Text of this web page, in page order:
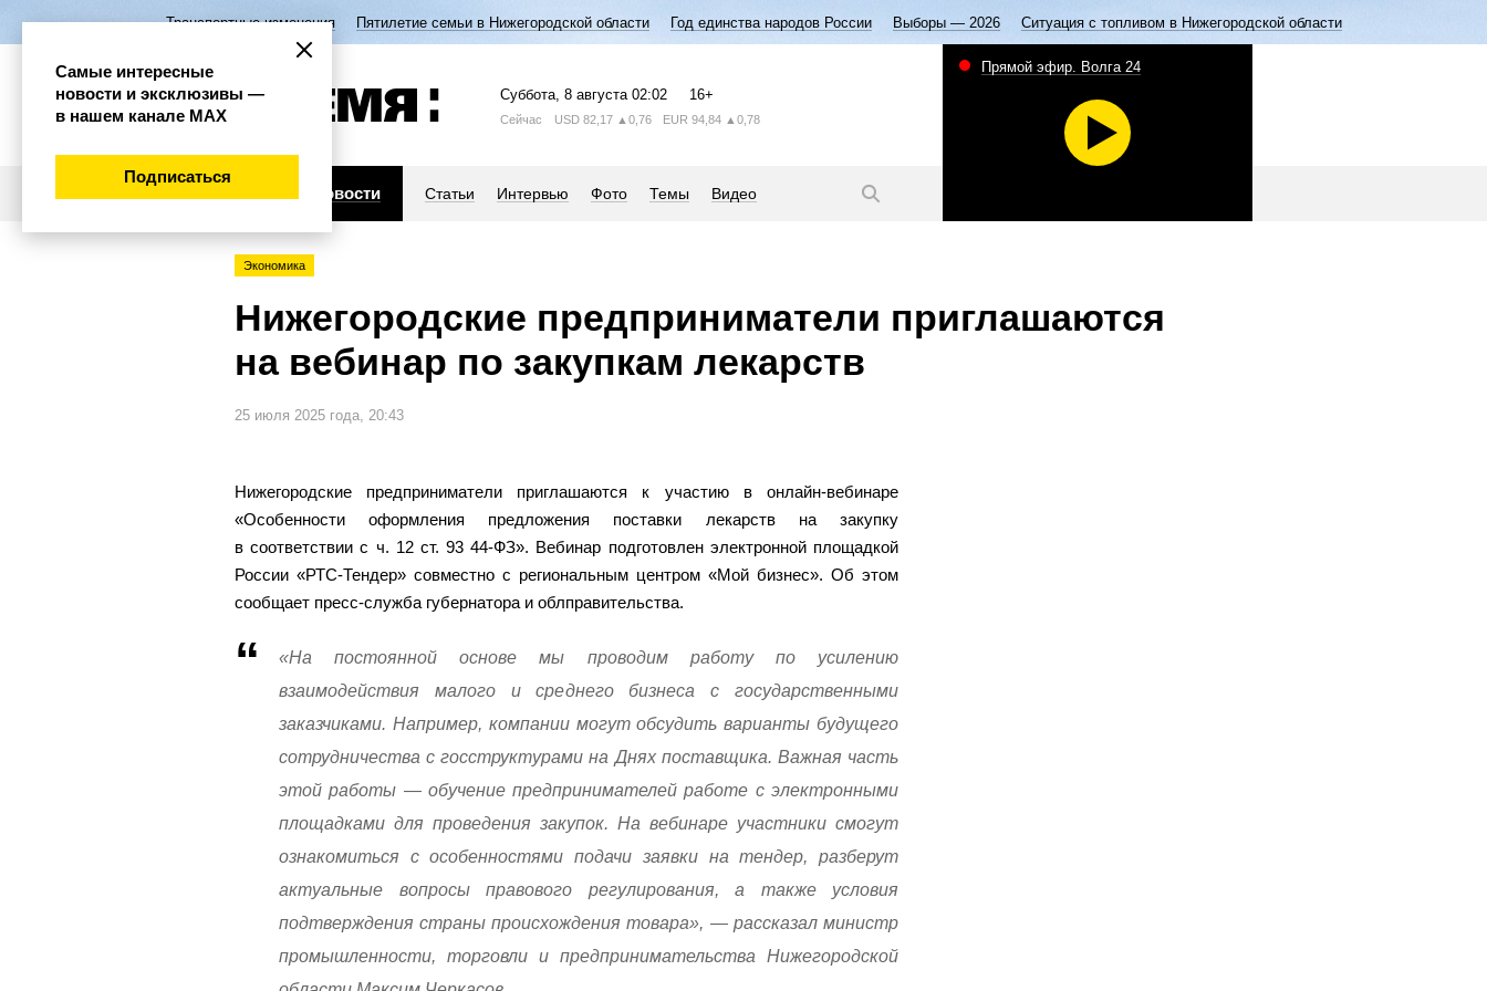
Транспортные изменения Пятилетие семьи в Нижегородской области Год единства народов России Выборы — 2026 Ситуация с топливом в Нижегородской области
Суббота, 8 августа 02:02 16+
Сейчас USD 82,17 ▲0,76 EUR 94,84 ▲0,78
Новости Статьи Интервью Фото Темы Видео
Прямой эфир. Волга 24
Экономика
Нижегородские предприниматели приглашаются
на вебинар по закупкам лекарств
25 июля 2025 года, 20:43
Нижегородские предприниматели приглашаются к участию в онлайн-вебинаре
«Особенности оформления предложения поставки лекарств на закупку
в соответствии с ч. 12 ст. 93 44-ФЗ». Вебинар подготовлен электронной площадкой
России «РТС-Тендер» совместно с региональным центром «Мой бизнес». Об этом
сообщает пресс-служба губернатора и облправительства.
«На постоянной основе мы проводим работу по усилению
взаимодействия малого и среднего бизнеса с государственными
заказчиками. Например, компании могут обсудить варианты будущего
сотрудничества с госструктурами на Днях поставщика. Важная часть
этой работы — обучение предпринимателей работе с электронными
площадками для проведения закупок. На вебинаре участники смогут
ознакомиться с особенностями подачи заявки на тендер, разберут
актуальные вопросы правового регулирования, а также условия
подтверждения страны происхождения товара», — рассказал министр
промышленности, торговли и предпринимательства Нижегородской
Самые интересные
новости и эксклюзивы —
в нашем канале МАХ
Подписаться